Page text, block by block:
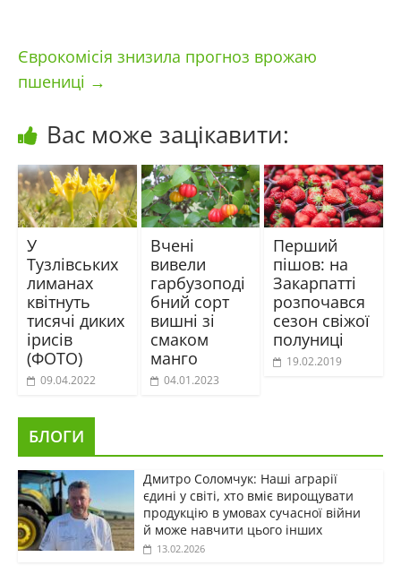
Єврокомісія знизила прогноз врожаю
пшениці →
Вас може зацікавити:
У
Тузлівських
лиманах
квітнуть
тисячі диких
ірисів
(ФОТО)
09.04.2022
Вчені
вивели
гарбузоподі
бний сорт
вишні зі
смаком
манго
04.01.2023
Перший
пішов: на
Закарпатті
розпочався
сезон свіжої
полуниці
19.02.2019
БЛОГИ
Дмитро Соломчук: Наші аграрії
єдині у світі, хто вміє вирощувати
продукцію в умовах сучасної війни
й може навчити цього інших
13.02.2026